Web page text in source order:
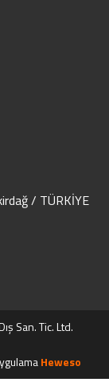
/ TÜRKİYE
San. Tic. Ltd.
Heweso